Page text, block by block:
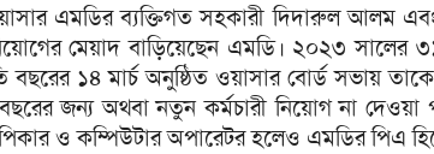
এমডির ব্যক্তিগত সহকারী দিদারুল আলম
মেয়াদ বাড়িয়েছেন এমডি। ২০২৩ সালের
১৪ মার্চ অনুষ্ঠিত ওয়াসার বোর্ড সভায় তাকে
জন্য অথবা নতুন কর্মচারী নিয়োগ না দেওয়া
ও কম্পিউটার অপারেটর হলেও এমডির পিএ